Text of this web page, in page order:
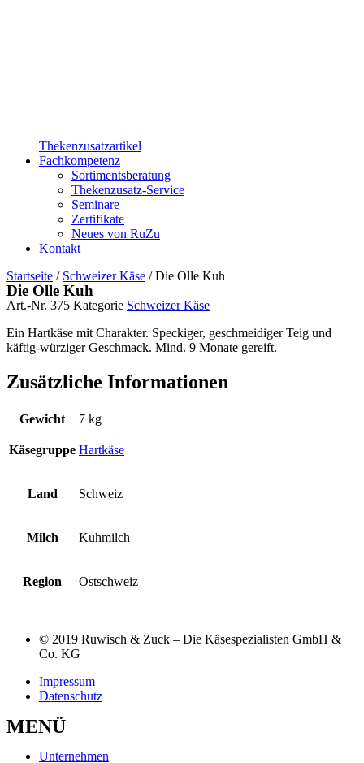
Thekenzusatzartikel
Fachkompetenz
Sortimentsberatung
Thekenzusatz-Service
Seminare
Zertifikate
Neues von RuZu
Kontakt
Startseite / Schweizer Käse / Die Olle Kuh
Die Olle Kuh
Art.-Nr. 375 Kategorie Schweizer Käse
Ein Hartkäse mit Charakter. Speckiger, geschmeidiger Teig und
käftig-würziger Geschmack. Mind. 9 Monate gereift.
Zusätzliche Informationen
Gewicht 7 kg
Käsegruppe Hartkäse
Land Schweiz
Milch Kuhmilch
Region Ostschweiz
© 2019 Ruwisch & Zuck – Die Käsespezialisten GmbH &
Co. KG
Impressum
Datenschutz
MENÜ
Unternehmen